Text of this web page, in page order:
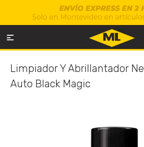

Limpiador Y Abrillantador
Auto Black Magic